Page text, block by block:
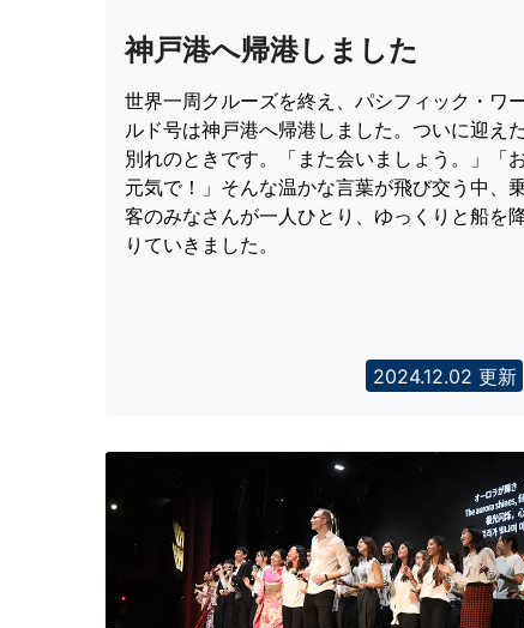
神戸港へ帰港しました
世界一周クルーズを終え、パシフィック・ワ
ルド号は神戸港へ帰港しました。ついに迎えた
別れのときです。「また会いましょう。」「
元気で！」そんな温かな言葉が飛び交う中、
客のみなさんが一人ひとり、ゆっくりと船を
りていきました。
2024.12.02 更新